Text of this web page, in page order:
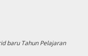
baru Tahun Pelajaran